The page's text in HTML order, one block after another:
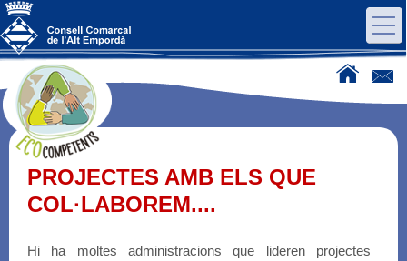
PROJECTES AMB ELS QUE
COL·LABOREM....
Hi ha moltes administracions que lideren projectes